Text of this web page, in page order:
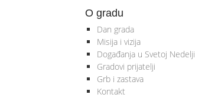
O gradu
Dan grada
Misija i vizija
Događanja u Svetoj Nedelji
Gradovi prijatelji
Grb i zastava
Kontakt